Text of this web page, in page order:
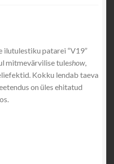
ilutulestiku patarei “V19”
mitmevärvilise tuleshow,
Kokku lendab taeva
on üles ehitatud